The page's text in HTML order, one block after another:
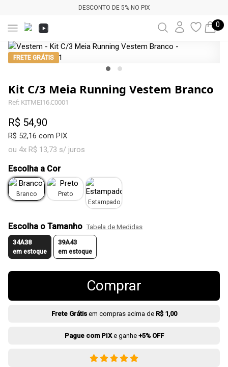
DESCONTO DE 5% NO PIX
0
FRETE GRÁTIS
Kit C/3 Meia Running Vestem Branco
Ref: KITMEI16.C0001
R$ 54,90
R$ 52,16 com PIX
ou 4x R$ 13,73 s/ juros
Escolha a Cor
Branco
Preto
Estampado
Escolha o Tamanho Tabela de Medidas
34A38
em estoque
39A43
em estoque
Comprar
Frete Grátisem compras acima de R$ 1,00
Pague com PIXe ganhe +5% OFF